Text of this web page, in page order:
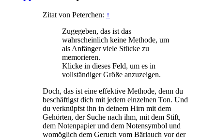
Zitat von Peterchen: ↑
Zugegeben, das ist das
wahrscheinlich keine Methode, um
als Anfänger viele Stücke zu
memorieren.
Klicke in dieses Feld, um es in
vollständiger Größe anzuzeigen.
Doch, das ist eine effektive Methode, denn du
beschäftigst dich mit jedem einzelnen Ton. Und
du verknüpfst ihn in deinem Hirn mit dem
Gehörten, der Suche nach ihm, mit dem Stift,
dem Notenpapier und dem Notensymbol und
womöglich dem Geruch vom Bärlauch vor der